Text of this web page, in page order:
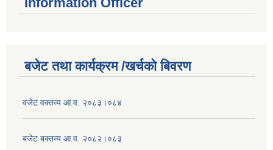
बजेट तथा कार्यक्रम /खर्चको बिवरण
वजेट वक्तव्य आ.व. २०८३।०८४
बजेट बक्तव्य आ.व. २०८२।०८३